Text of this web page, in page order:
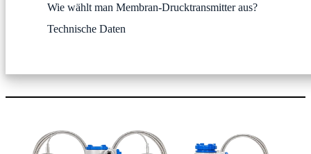
Wie wählt man Membran-Drucktransmitter aus?
Technische Daten